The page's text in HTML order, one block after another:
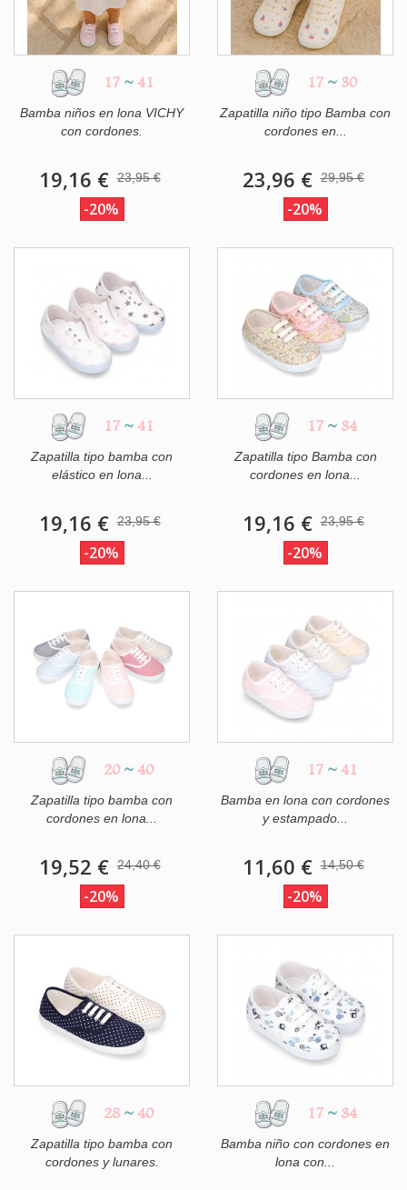
17 ~ 41
Bamba niños en lona VICHY
con cordones.
19,16 € 23,95 €
-20%
17 ~ 30
Zapatilla niño tipo Bamba con
cordones en...
23,96 € 29,95 €
-20%
17 ~ 41
Zapatilla tipo bamba con
elástico en lona...
19,16 € 23,95 €
-20%
17 ~ 34
Zapatilla tipo Bamba con
cordones en lona...
19,16 € 23,95 €
-20%
20 ~ 40
Zapatilla tipo bamba con
cordones en lona...
19,52 € 24,40 €
-20%
17 ~ 41
Bamba en lona con cordones
y estampado...
11,60 € 14,50 €
-20%
28 ~ 40
Zapatilla tipo bamba con
cordones y lunares.
17 ~ 34
Bamba niño con cordones en
lona con...